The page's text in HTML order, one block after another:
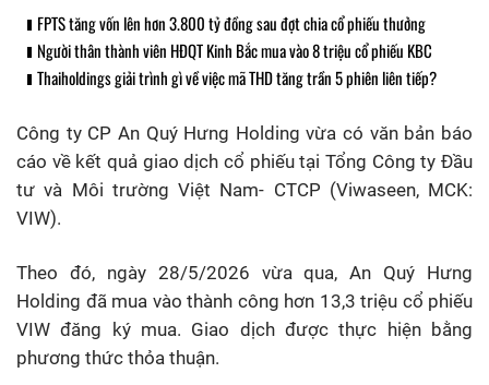
FPTS tăng vốn lên hơn 3.800 tỷ đồng sau đợt chia cổ phiếu thưởng
Người thân thành viên HĐQT Kinh Bắc mua vào 8 triệu cổ phiếu KBC
Thaiholdings giải trình gì về việc mã THD tăng trần 5 phiên liên tiếp?
Công ty CP An Quý Hưng Holding vừa có văn bản báo
cáo về kết quả giao dịch cổ phiếu tại Tổng Công ty Đầu
tư và Môi trường Việt Nam- CTCP (Viwaseen, MCK:
VIW).
Theo đó, ngày 28/5/2026 vừa qua, An Quý Hưng
Holding đã mua vào thành công hơn 13,3 triệu cổ phiếu
VIW đăng ký mua. Giao dịch được thực hiện bằng
phương thức thỏa thuận.